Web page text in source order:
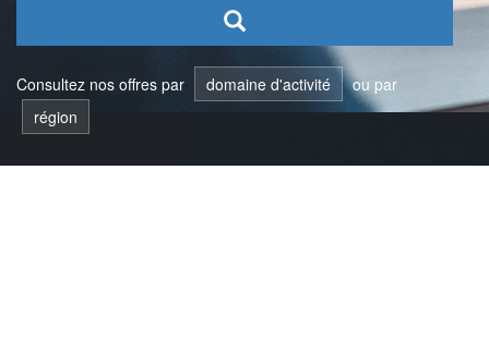
Consultez nos offres par domaine d'activité
ou par
région